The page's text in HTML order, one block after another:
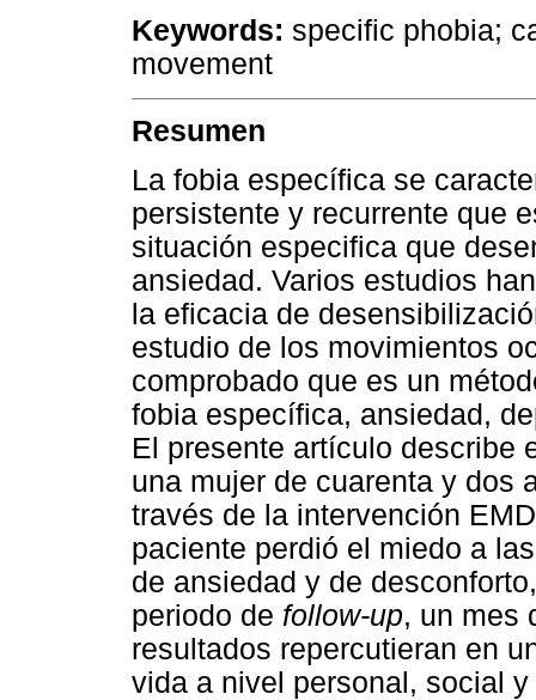
Keywords: specific phobia;
movement
Resumen
La fobia específica se
persistente y recurrente que
situación especifica que
ansiedad. Varios estudios
la eficacia de
estudio de los movimientos
comprobado que es un
fobia específica, ansiedad,
El presente artículo describe
una mujer de cuarenta y dos
través de la intervención
paciente perdió el miedo a
de ansiedad y de
periodo de follow-up, un mes
resultados repercutieran en
vida a nivel personal, social